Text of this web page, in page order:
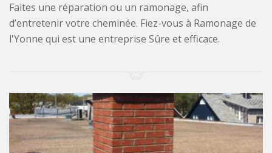
Faites une réparation ou un ramonage, afin
d’entretenir votre cheminée. Fiez-vous à Ramonage de
l'Yonne qui est une entreprise Sûre et efficace.